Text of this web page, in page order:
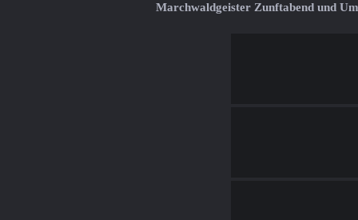
Marchwaldgeister Zunftabend und